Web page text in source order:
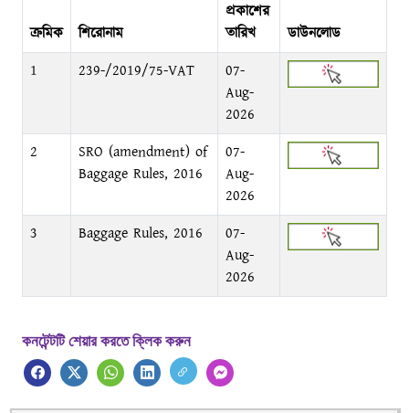
ক্রমিক শিরোনাম
প্রকাশের
তারিখ
ডাউনলোড
1
239-/2019/75-VAT
07-
Aug-
2026
2
SRO (amendment) of
Baggage Rules, 2016
07-
Aug-
2026
3
Baggage Rules, 2016
07-
Aug-
2026
কনটেন্টটি শেয়ার করতে ক্লিক করুন